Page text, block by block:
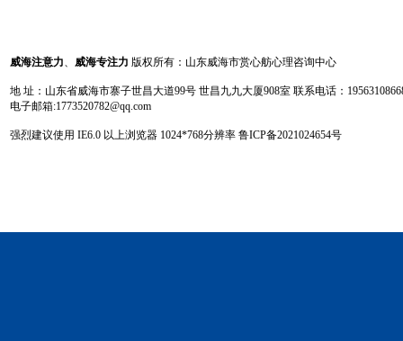
威海注意力、 威海专注力 版权所有：山东威海市赏心舫心理咨询中心
地 址：山东省威海市寨子世昌大道99号 世昌九九大厦908室 联系电话：
电子邮箱:1773520782@qq.com
强烈建议使用 IE6.0 以上浏览器 1024*768分辨率 鲁ICP备2021024654号